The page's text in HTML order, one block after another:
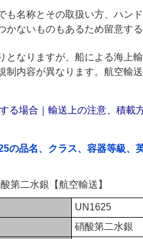
も名称とその取扱い方、ハン
かないものもあるため留意す
となりますが、船による海上
制内容が異なります。航空輸
る場合｜輸送上の注意、積載
の品名、クラス、容器等級、
第二水銀【航空輸送】
UN1625
硝酸第二水銀